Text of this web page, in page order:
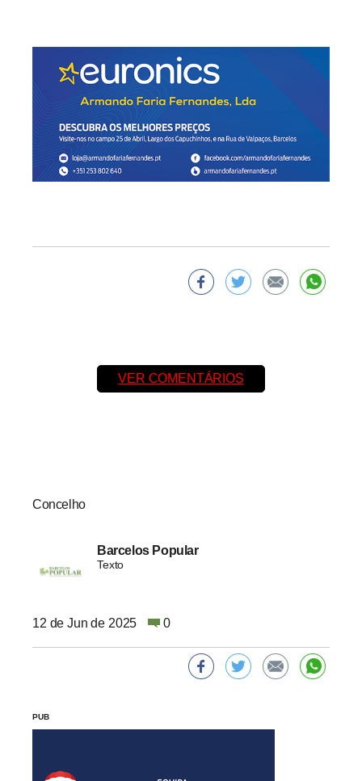
VER COMENTÁRIOS
Concelho
Barcelos Popular
Texto
12 de Jun de 2025 0
PUB